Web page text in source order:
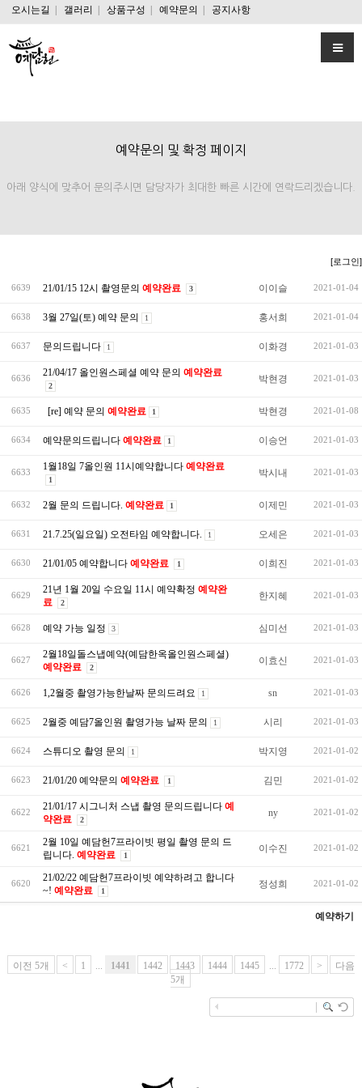
오시는길 갤러리 상품구성 예약문의 공지사항
예약문의 및 확정 페이지
아래 양식에 맞추어 문의주시면 담당자가 최대한 빠른 시간에 연락드리겠습니다.
[로그인]
6639 21/01/15 12시 촬영문의 예약완료 3 이이슬 2021-01-04
6638 3월 27일(토) 예약 문의 1 홍서희 2021-01-04
6637 문의드립니다 1 이화경 2021-01-03
6636
21/04/17 올인원스페셜 예약 문의 예약완료
2
박현경 2021-01-03
6635 [re] 예약 문의 예약완료 1 박현경 2021-01-08
6634 예약문의드립니다 예약완료 1 이승언 2021-01-03
6633
1월18일 7올인원 11시예약합니다 예약완료
1
박시내 2021-01-03
6632 2월 문의 드립니다. 예약완료 1 이제민 2021-01-03
6631 21.7.25(일요일) 오전타임 예약합니다. 1 오세은 2021-01-03
6630 21/01/05 예약합니다 예약완료 1 이희진 2021-01-03
6629
21년 1월 20일 수요일 11시 예약확정 예약완
료
2
한지혜 2021-01-03
6628 예약 가능 일정 3 심미선 2021-01-03
6627
2월18일돌스냅예약(예담한옥올인원스페셜)
예약완료
2
이효신 2021-01-03
6626 1,2월중 촬영가능한날짜 문의드려요 1 sn 2021-01-03
6625 2월중 예담7올인원 촬영가능 날짜 문의 1 시리 2021-01-03
6624 스튜디오 촬영 문의 1 박지영 2021-01-02
6623 21/01/20 예약문의 예약완료 1 김민 2021-01-02
6622
21/01/17 시그니처 스냅 촬영 문의드립니다 예
약완료
2
ny 2021-01-02
6621
2월 10일 예담헌7프라이빗 평일 촬영 문의 드
립니다. 예약완료 1
이수진 2021-01-02
6620
21/02/22 예담헌7프라이빗 예약하려고 합니다
~! 예약완료 1
정성희 2021-01-02
예약하기
이전 5개 < 1 ... 1441 1442 1443 1444 1445 ... 1772 >
다음
5개